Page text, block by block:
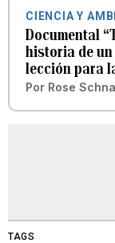
CIENCIA Y
Documental
historia de
lección para
Por Rose
TAGS